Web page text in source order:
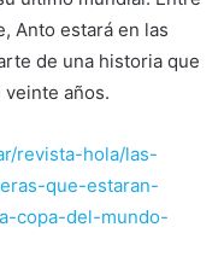
Anto estará en las
de una historia que
años.
revista-hola/las-
que-estaran-
copa-del-mundo-